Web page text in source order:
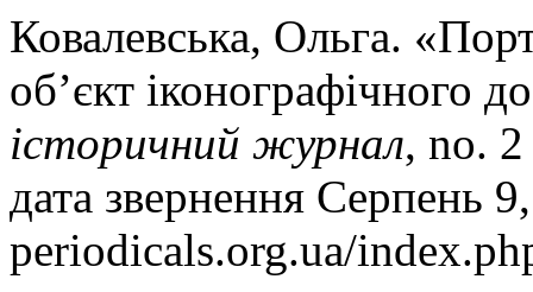
Ковалевська, Ольга.
об’єкт іконографічного
історичний журнал, no.
дата звернення Серпень
periodicals.org.ua/